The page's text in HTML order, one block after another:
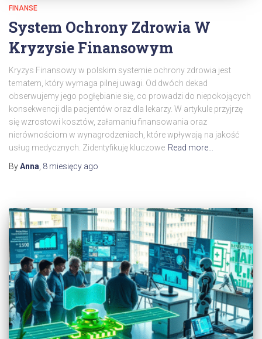
FINANSE
System Ochrony Zdrowia W
Kryzysie Finansowym
Kryzys Finansowy w polskim systemie ochrony zdrowia jest
tematem, który wymaga pilnej uwagi. Od dwóch dekad
obserwujemy jego pogłębianie się, co prowadzi do niepokojących
konsekwencji dla pacjentów oraz dla lekarzy. W artykule przyjrzę
się wzrostowi kosztów, załamaniu finansowania oraz
nierównościom w wynagrodzeniach, które wpływają na jakość
usług medycznych. Zidentyfikuję kluczowe Read more…
ByAnna 8 miesięcy ago